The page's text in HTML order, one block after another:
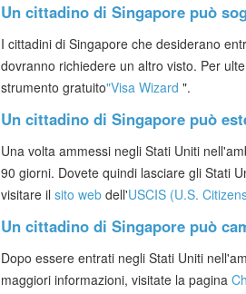
Un cittadino di Singapore può
I cittadini di Singapore che desiderano
dovranno richiedere un altro visto. Per
strumento gratuito"Visa Wizard ".
Un cittadino di Singapore può
Una volta ammessi negli Stati Uniti
90 giorni. Dovete quindi lasciare gli Stati
visitare il sito web dell'USCIS (U.S.
Un cittadino di Singapore può
Dopo essere entrati negli Stati Uniti
maggiori informazioni, visitate la pagina